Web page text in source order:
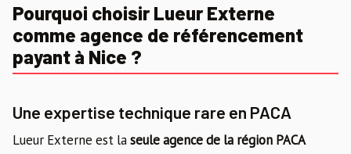
Pourquoi choisir Lueur Externe
comme agence de référencement
payant à Nice ?
Une expertise technique rare en PACA
Lueur Externe est laseule agence de la région PACA